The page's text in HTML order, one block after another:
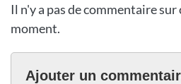
Il n'y a pas de commentaire
moment.
Ajouter un